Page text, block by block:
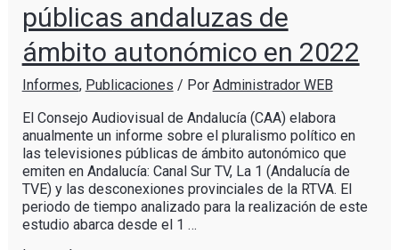
públicas andaluzas de
ámbito autonómico en 2022
Informes, Publicaciones / Por Administrador WEB
El Consejo Audiovisual de Andalucía (CAA) elabora
anualmente un informe sobre el pluralismo político en
las televisiones públicas de ámbito autonómico que
emiten en Andalucía: Canal Sur TV, La 1 (Andalucía de
TVE) y las desconexiones provinciales de la RTVA. El
periodo de tiempo analizado para la realización de este
estudio abarca desde el 1 …